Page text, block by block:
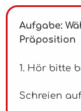
Aufgabe:
Präposition
1. Hör bitte
Schreien